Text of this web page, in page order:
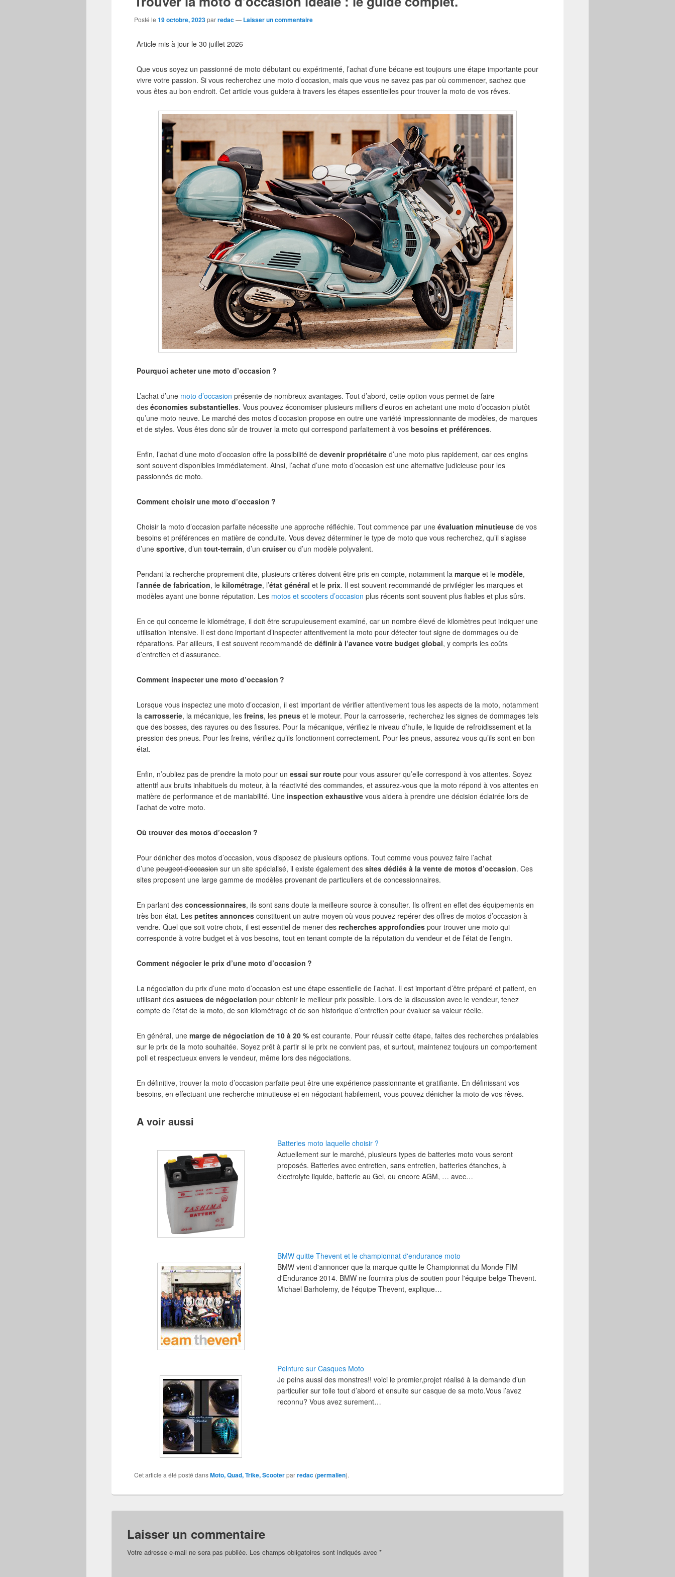
Posté le 19 octobre, 2023parredac— Laisser un commentaire
Article mis à jour le 30 juillet 2026
Que vous soyez un passionné de moto débutant ou expérimenté, l’achat d’une bécane est toujours une étape importante pour
vivre votre passion. Si vous recherchez une moto d’occasion, mais que vous ne savez pas par où commencer, sachez que
vous êtes au bon endroit. Cet article vous guidera à travers les étapes essentielles pour trouver la moto de vos rêves.
Pourquoi acheter une moto d’occasion ?
L’achat d’une moto d’occasion présente de nombreux avantages. Tout d’abord, cette option vous permet de faire
des économies substantielles. Vous pouvez économiser plusieurs milliers d’euros en achetant une moto d’occasion plutôt
qu’une moto neuve. Le marché des motos d’occasion propose en outre une variété impressionnante de modèles, de marques
et de styles. Vous êtes donc sûr de trouver la moto qui correspond parfaitement à vos besoins et préférences.
Enfin, l’achat d’une moto d’occasion offre la possibilité de devenir propriétaire d’une moto plus rapidement, car ces engins
sont souvent disponibles immédiatement. Ainsi, l’achat d’une moto d’occasion est une alternative judicieuse pour les
passionnés de moto.
Comment choisir une moto d’occasion ?
Choisir la moto d’occasion parfaite nécessite une approche réfléchie. Tout commence par une évaluation minutieuse de vos
besoins et préférences en matière de conduite. Vous devez déterminer le type de moto que vous recherchez, qu’il s’agisse
d’une sportive, d’un tout-terrain, d’un cruiserou d’un modèle polyvalent.
Pendant la recherche proprement dite, plusieurs critères doivent être pris en compte, notamment la marque et le modèle,
l’année de fabrication, le kilométrage, l’état général et le prix. Il est souvent recommandé de privilégier les marques et
modèles ayant une bonne réputation. Les motos et scooters d’occasion plus récents sont souvent plus fiables et plus sûrs.
En ce qui concerne le kilométrage, il doit être scrupuleusement examiné, car un nombre élevé de kilomètres peut indiquer une
utilisation intensive. Il est donc important d’inspecter attentivement la moto pour détecter tout signe de dommages ou de
réparations. Par ailleurs, il est souvent recommandé de définir à l’avance votre budget global, y compris les coûts
d’entretien et d’assurance.
Comment inspecter une moto d’occasion ?
Lorsque vous inspectez une moto d’occasion, il est important de vérifier attentivement tous les aspects de la moto, notamment
la carrosserie, la mécanique, les freins, les pneus et le moteur. Pour la carrosserie, recherchez les signes de dommages tels
que des bosses, des rayures ou des fissures. Pour la mécanique, vérifiez le niveau d’huile, le liquide de refroidissement et la
pression des pneus. Pour les freins, vérifiez qu’ils fonctionnent correctement. Pour les pneus, assurez-vous qu’ils sont en bon
état.
Enfin, n’oubliez pas de prendre la moto pour un essai sur route pour vous assurer qu’elle correspond à vos attentes. Soyez
attentif aux bruits inhabituels du moteur, à la réactivité des commandes, et assurez-vous que la moto répond à vos attentes en
matière de performance et de maniabilité. Une inspection exhaustive vous aidera à prendre une décision éclairée lors de
l’achat de votre moto.
Où trouver des motos d’occasion ?
Pour dénicher des motos d’occasion, vous disposez de plusieurs options. Tout comme vous pouvez faire l’achat
d’une peugeot d’occasion sur un site spécialisé, il existe également des sites dédiés à la vente de motos d’occasion. Ces
sites proposent une large gamme de modèles provenant de particuliers et de concessionnaires.
En parlant des concessionnaires, ils sont sans doute la meilleure source à consulter. Ils offrent en effet des équipements en
très bon état. Les petites annonces constituent un autre moyen où vous pouvez repérer des offres de motos d’occasion à
vendre. Quel que soit votre choix, il est essentiel de mener des recherches approfondies pour trouver une moto qui
corresponde à votre budget et à vos besoins, tout en tenant compte de la réputation du vendeur et de l’état de l’engin.
Comment négocier le prix d’une moto d’occasion ?
La négociation du prix d’une moto d’occasion est une étape essentielle de l’achat. Il est important d’être préparé et patient, en
utilisant des astuces de négociation pour obtenir le meilleur prix possible. Lors de la discussion avec le vendeur, tenez
compte de l’état de la moto, de son kilométrage et de son historique d’entretien pour évaluer sa valeur réelle.
En général, une marge de négociation de 10 à 20 % est courante. Pour réussir cette étape, faites des recherches préalables
sur le prix de la moto souhaitée. Soyez prêt à partir si le prix ne convient pas, et surtout, maintenez toujours un comportement
poli et respectueux envers le vendeur, même lors des négociations.
En définitive, trouver la moto d’occasion parfaite peut être une expérience passionnante et gratifiante. En définissant vos
besoins, en effectuant une recherche minutieuse et en négociant habilement, vous pouvez dénicher la moto de vos rêves.
A voir aussi
Batteries moto laquelle choisir ?
Actuellement sur le marché, plusieurs types de batteries moto vous seront
proposés. Batteries avec entretien, sans entretien, batteries étanches, à
électrolyte liquide, batterie au Gel, ou encore AGM, … avec…
BMW quitte Thevent et le championnat d'endurance moto
BMW vient d'annoncer que la marque quitte le Championnat du Monde FIM
d'Endurance 2014. BMW ne fournira plus de soutien pour l'équipe belge Thevent.
Michael Barholemy, de l'équipe Thevent, explique…
Peinture sur Casques Moto
Je peins aussi des monstres!! voici le premier,projet réalisé à la demande d’un
particulier sur toile tout d’abord et ensuite sur casque de sa moto.Vous l’avez
reconnu? Vous avez surement…
Cet article a été posté dansMoto, Quad, Trike, Scooterparredac (permalien).
Laisser un commentaire
Votre adresse e-mail ne sera pas publiée. Les champs obligatoires sont indiqués avec *